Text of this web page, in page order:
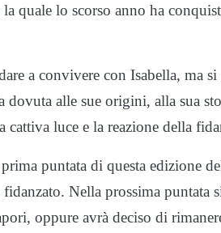
la quale lo scorso anno ha
a convivere con Isabella, ma
dovuta alle sue origini, alla sua
cattiva luce e la reazione della
puntata di questa edizione
Nella prossima puntata
oppure avrà deciso di